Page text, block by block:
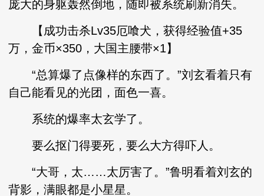
庞大的身躯轰然倒地，随即被系统刷新消失。
【成功击杀Lv35厄喰犬，获得经验值+35
万，金币×350，大国主腰带×1】
“总算爆了点像样的东西了。”刘玄看着只有
自己能看见的光团，面色一喜。
系统的爆率太玄学了。
要么抠门得要死，要么大方得吓人。
“大哥，太……太厉害了。”鲁明看着刘玄的
背影，满眼都是小星星。